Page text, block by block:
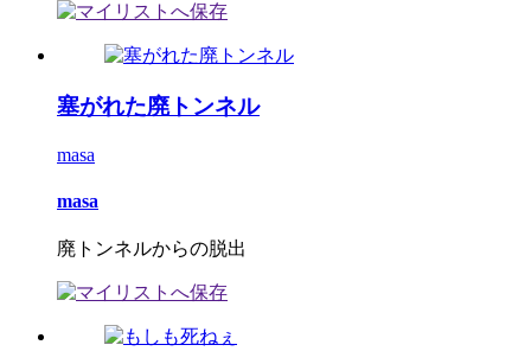
塞がれた廃トンネル
masa
masa
廃トンネルからの脱出